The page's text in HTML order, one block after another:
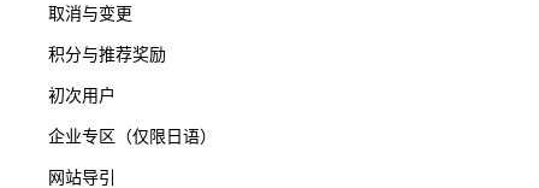
取消与变更
积分与推荐奖励
初次用户
企业专区（仅限日语）
网站导引